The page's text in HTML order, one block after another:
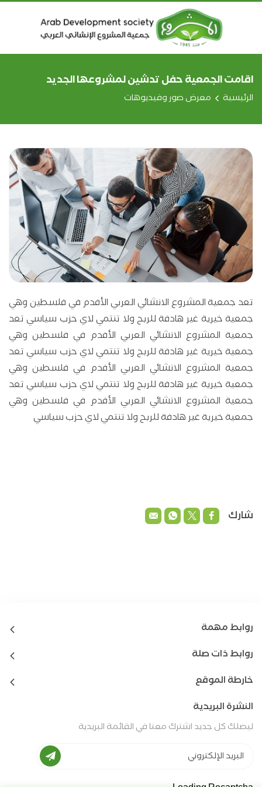
اقامت الجمعية حفل تدشين لمشروعها الجديد
الرئيسية معرض صور وفيديوهات
تعد جمعية المشروع الانشائي العربي الأفدم في فلسطين وهي
جمعية خيرية غير هادفة للربح ولا تنتمي لاي حزب سياسي تعد
جمعية المشروع الانشائي العربي الأفدم في فلسطين وهي
جمعية خيرية غير هادفة للربح ولا تنتمي لاي حزب سياسي تعد
جمعية المشروع الانشائي العربي الأفدم في فلسطين وهي
جمعية خيرية غير هادفة للربح ولا تنتمي لاي حزب سياسي تعد
جمعية المشروع الانشائي العربي الأفدم في فلسطين وهي
جمعية خيرية غير هادفة للربح ولا تنتمي لاي حزب سياسي
شارك
روابط مهمة
روابط ذات صلة
خارطة الموقع
النشرة البريدية
ليصلك كل جديد اشترك معنا في القائمة البريدية